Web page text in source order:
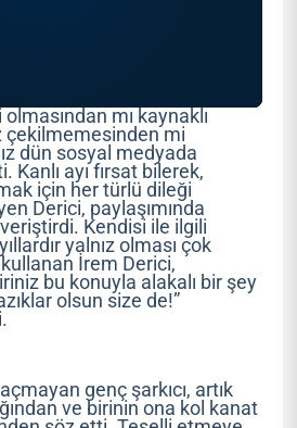
mı kaynaklı
çekilmemesinden mi
dün sosyal medyada
Kanlı ayı fırsat bilerek,
için her türlü dileği
Derici, paylaşımında
Kendisi ile ilgili
yalnız olması çok
İrem Derici,
bu konuyla alakalı bir şey
olsun size de!”
genç şarkıcı, artık
ve birinin ona kol kanat